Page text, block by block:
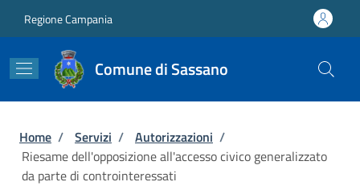
Regione Campania
Comune di Sassano
Briciole di pane
Home / Servizi / Autorizzazioni /
Riesame dell'opposizione all'accesso civico generalizzato
da parte di controinteressati